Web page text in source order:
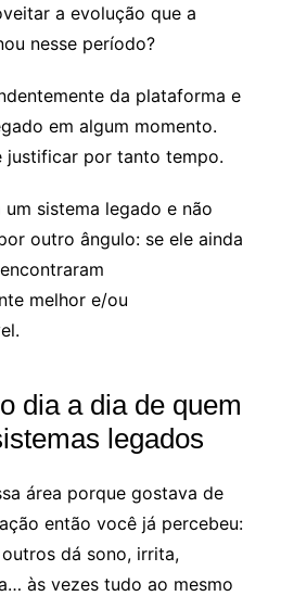
a evolução que a
nesse período?
da plataforma e
em algum momento.
justificar por tanto tempo.
sistema legado e não
outro ângulo: se ele ainda
melhor e/ou
dia a dia de quem
legados
área porque gostava de
então você já percebeu:
dá sono, irrita,
às vezes tudo ao mesmo